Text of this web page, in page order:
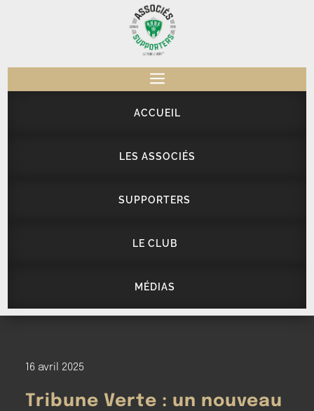
a
ACCUEIL
LES ASSOCIÉS
SUPPORTERS
LE CLUB
MÉDIAS
16 avril 2025
Tribune Verte : un nouveau